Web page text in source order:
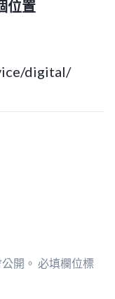
位置
digital/
開。 必填欄位標